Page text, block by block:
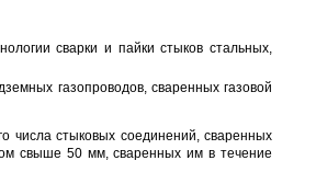
сварки и пайки стыков стальных,
газопроводов, сваренных газовой
числа стыковых соединений, сваренных
свыше 50 мм, сваренных им в течение